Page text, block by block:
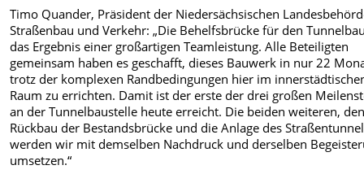
Timo Quander, Präsident der Niedersächsischen
Straßenbau und Verkehr: „Die Behelfsbrücke für den
das Ergebnis einer großartigen Teamleistung. Alle Beteiligten
gemeinsam haben es geschafft, dieses Bauwerk in nur 22
trotz der komplexen Randbedingungen hier im
Raum zu errichten. Damit ist der erste der drei großen
an der Tunnelbaustelle heute erreicht. Die beiden weiteren,
Rückbau der Bestandsbrücke und die Anlage des
werden wir mit demselben Nachdruck und derselben
umsetzen.“